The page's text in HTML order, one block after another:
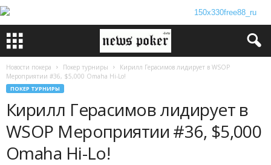
Новости покера Покер турниры
Кирилл Герасимов лидирует в WSOP
Мероприятии #36, $5,000 Omaha Hi-Lo!
ПОКЕР ТУРНИРЫ
Кирилл Герасимов лидирует в
WSOP Мероприятии #36, $5,000
Omaha Hi-Lo!